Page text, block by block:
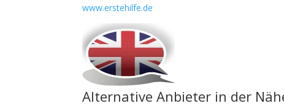
www.erstehilfe.de
Alternative Anbieter in der